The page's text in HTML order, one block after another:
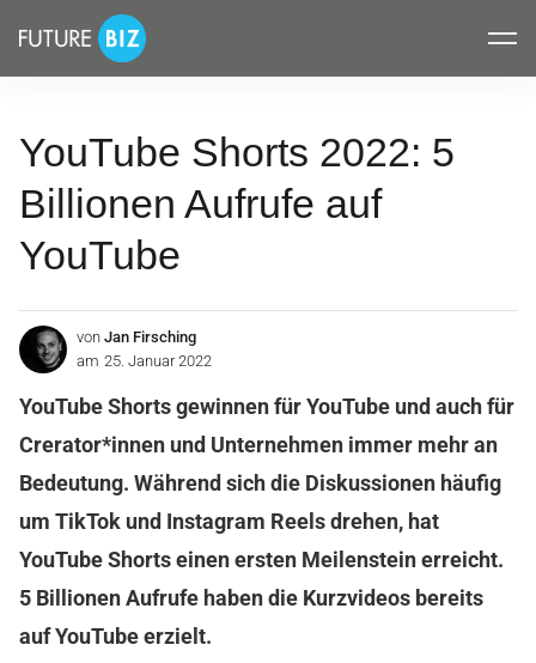
überspringen
FUTUREBIZ
YouTube Shorts 2022: 5
Billionen Aufrufe auf
YouTube
von Jan Firsching
am 25. Januar 2022
YouTube Shorts gewinnen für YouTube und auch für
Crerator*innen und Unternehmen immer mehr an
Bedeutung. Während sich die Diskussionen häufig
um TikTok und Instagram Reels drehen, hat
YouTube Shorts einen ersten Meilenstein erreicht.
5 Billionen Aufrufe haben die Kurzvideos bereits
auf YouTube erzielt.